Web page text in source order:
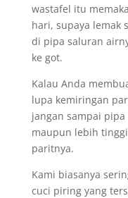
wastafel itu
hari, supaya lemak
di pipa saluran
ke got.
Kalau Anda
lupa kemiringan
jangan sampai
maupun lebih
paritnya.
Kami biasanya
cuci piring yang